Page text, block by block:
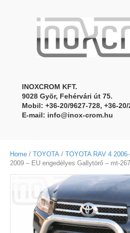
INOXCROM KFT.
9028 Gyõr, Fehérvári út 75.
Mobil: +36-20/9627-728, +36-
E-mail: info@inox-crom.hu
Home / TOYOTA / TOYOTA RAV 4
2009 – EU engedélyes Gallytörő – mt-267